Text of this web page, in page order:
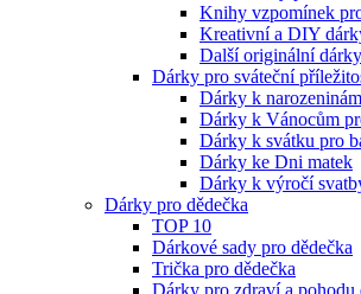
Knihy vzpomínek
Kreativní a DIY
Další originální
Dárky pro sváteční
Dárky k
Dárky k Vánocům
Dárky k svátku pro
Dárky ke Dni matek
Dárky k výročí
Dárky pro dědečka
TOP 10
Dárkové sady pro dědečka
Trička pro dědečka
Dárky pro zdraví a pohodu